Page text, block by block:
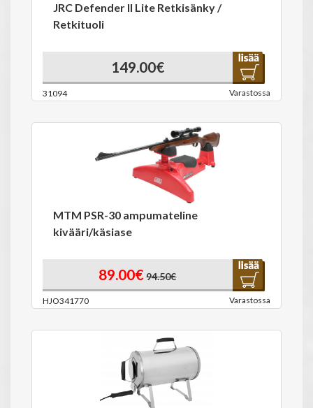
JRC Defender II Lite Retkisänky /
Retkituoli
149.00€
31094 Varastossa
MTM PSR-30 ampumateline
kivääri/käsiase
89.00€ 94.50€
HJO341770 Varastossa